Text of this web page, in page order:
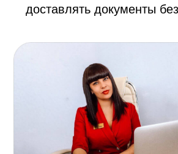
доставлять документы